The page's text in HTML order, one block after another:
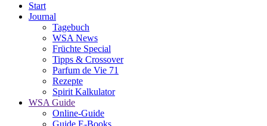
Start
Journal
Tagebuch
WSA News
Früchte Special
Tipps & Crossover
Parfum de Vie 71
Rezepte
Spirit Kalkulator
WSA Guide
Online-Guide
Guide E-Books